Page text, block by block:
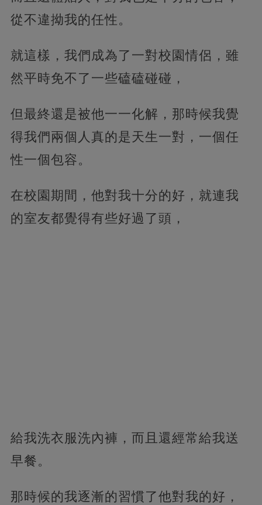
從不違拗我的任性。
就這樣，我們成為了一對校園情侶，雖
然平時免不了一些磕磕碰碰，
但最終還是被他一一化解，那時候我覺
得我們兩個人真的是天生一對，一個任
性一個包容。
在校園期間，他對我十分的好，就連我
的室友都覺得有些好過了頭，
給我洗衣服洗內褲，而且還經常給我送
早餐。
那時候的我逐漸的習慣了他對我的好，